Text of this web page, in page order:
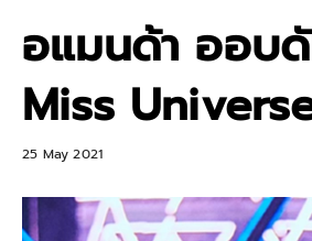
อแมนด้า ออบ
Miss
25 May 2021